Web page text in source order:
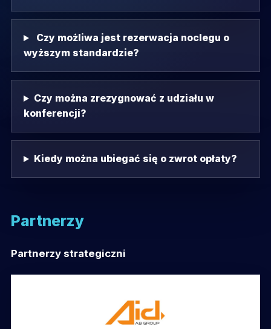
Czy możliwa jest rezerwacja noclegu o
wyższym standardzie?
Czy można zrezygnować z udziału w
konferencji?
Kiedy można ubiegać się o zwrot opłaty?
Partnerzy
Partnerzy strategiczni